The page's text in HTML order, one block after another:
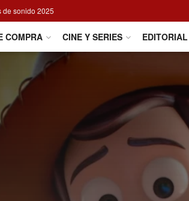
de sonido 2025
COMPRA CINE Y SERIES EDITORIAL